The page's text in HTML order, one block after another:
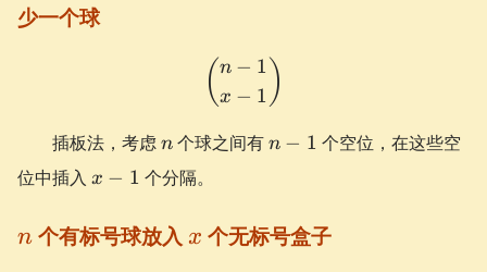
少一个球
\binom{n-1}{x-1}
( x − 1
n − 1 )
插板法，考虑n
n 个球之间有n-
n − 1 个空位，在这些空
位中插入 x-
x − 1 个分隔。
n
n 个有标号球放入 x
x 个无标号盒子